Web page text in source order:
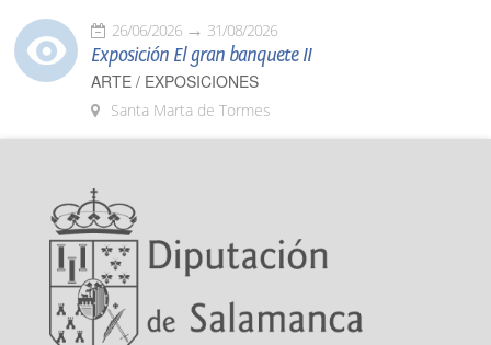
26/06/2026 31/08/2026
Exposición El gran banquete II
ARTE / EXPOSICIONES
Santa Marta de Tormes